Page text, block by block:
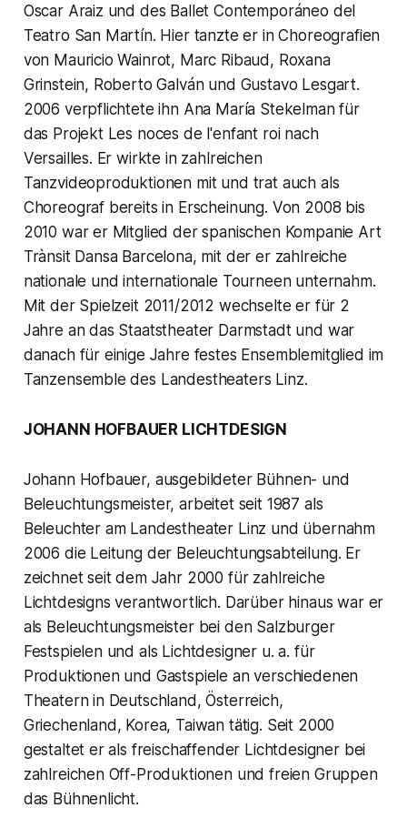
Oscar Araiz und des Ballet Contemporáneo del
Teatro San Martín. Hier tanzte er in Choreografien
von Mauricio Wainrot, Marc Ribaud, Roxana
Grinstein, Roberto Galván und Gustavo Lesgart.
2006 verpflichtete ihn Ana María Stekelman für
das Projekt Les noces de l'enfant roi nach
Versailles. Er wirkte in zahlreichen
Tanzvideoproduktionen mit und trat auch als
Choreograf bereits in Erscheinung. Von 2008 bis
2010 war er Mitglied der spanischen Kompanie Art
Trànsit Dansa Barcelona, mit der er zahlreiche
nationale und internationale Tourneen unternahm.
Mit der Spielzeit 2011/2012 wechselte er für 2
Jahre an das Staatstheater Darmstadt und war
danach für einige Jahre festes Ensemblemitglied im
Tanzensemble des Landestheaters Linz.
JOHANN HOFBAUER LICHTDESIGN
Johann Hofbauer, ausgebildeter Bühnen- und
Beleuchtungsmeister, arbeitet seit 1987 als
Beleuchter am Landestheater Linz und übernahm
2006 die Leitung der Beleuchtungsabteilung. Er
zeichnet seit dem Jahr 2000 für zahlreiche
Lichtdesigns verantwortlich. Darüber hinaus war er
als Beleuchtungsmeister bei den Salzburger
Festspielen und als Lichtdesigner u. a. für
Produktionen und Gastspiele an verschiedenen
Theatern in Deutschland, Österreich,
Griechenland, Korea, Taiwan tätig. Seit 2000
gestaltet er als freischaffender Lichtdesigner bei
zahlreichen Off-Produktionen und freien Gruppen
das Bühnenlicht.